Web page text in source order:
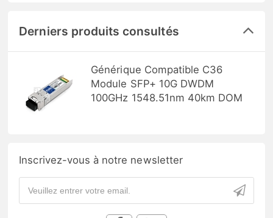
Derniers produits consultés
Générique Compatible C36
Module SFP+ 10G DWDM
100GHz 1548.51nm 40km DOM
Inscrivez-vous à notre newsletter